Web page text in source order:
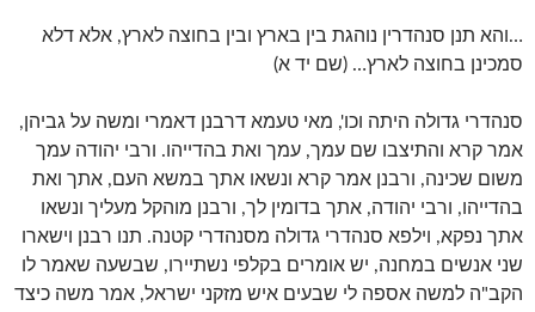
…והא תנן סנהדרין נוהגת בין בארץ ובין בחוצה לארץ, אלא דלא
סמכינן בחוצה לארץ… (שם יד א)
סנהדרי גדולה היתה וכו', מאי טעמא דרבנן דאמרי ומשה על גביהן,
אמר קרא והתיצבו שם עמך, עמך ואת בהדייהו. ורבי יהודה עמך
משום שכינה, ורבנן אמר קרא ונשאו אתך במשא העם, אתך ואת
בהדייהו, ורבי יהודה, אתך בדומין לך, ורבנן מוהקל מעליך ונשאו
אתך נפקא, וילפא סנהדרי גדולה מסנהדרי קטנה. תנו רבנן וישארו
שני אנשים במחנה, יש אומרים בקלפי נשתיירו, שבשעה שאמר לו
הקב"ה למשה אספה לי שבעים איש מזקני ישראל, אמר משה כיצד